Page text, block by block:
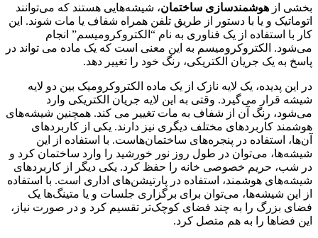
بخشی از هوشمندسازی ساختمان، شیشه‌هایی هستند که می‌توانند
اتوماتیک و یا با دستور از طریق تلفن همراه شفاف یا مات شوند. این
کار با استفاده از یک فناوری به نام “الکتروکرومیسم” انجام
می‌شود. الکتروکرومیسم به این معنی است که یک ماده می تواند در
پاسخ به یک جریان الکتریکی، رنگ خود را تغییر دهد.
در این پدیده، یک لایه نازک از یک ماده الکتروکرومیک بین دو لایه
شیشه قرار می‌گیرد. وقتی به این لایه جریان الکتریکی وارد
می‌شود، رنگ آن از شفاف به مات تغییر می کند. همچنین شیشه‌های
هوشمند کاربردهای مختلف دیگری نیز دارند. یکی از کاربردهای
آن‌ها، استفاده در پنجره‌های ساختمان‌هاست. با استفاده از این
شیشه‌ها، می‌توان در طول روز نور خورشید را وارد ساختمان کرد و
در شب، حریم خصوصی خانه را حفظ کرد. یکی دیگر از کاربردهای
شیشه‌های هوشمند، استفاده در پارتیشن‌های اداری است. با استفاده
از این شیشه‌ها، می‌توان برای برگزاری جلسات و یا متینگ‌ها یک
فضای بزرگ را به چند فضای کوچک‌تر تقسیم کرد و در صورت نیاز،
این فضاها را به هم متصل کرد.